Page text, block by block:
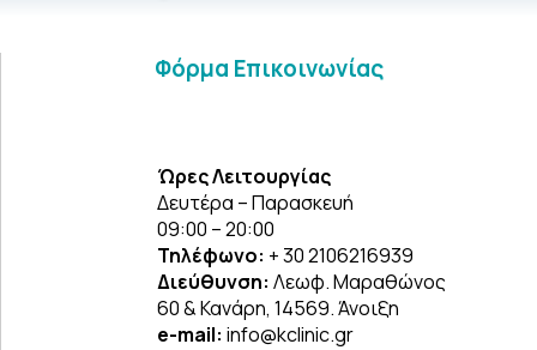
Φόρμα Επικοινωνίας
Ώρες Λειτουργίας
Δευτέρα – Παρασκευή
09:00 – 20:00
Τηλέφωνο: + 30 2106216939
Διεύθυνση: Λεωφ. Μαραθώνος
60 & Κανάρη, 14569. Άνοιξη
e-mail: info@kclinic.gr